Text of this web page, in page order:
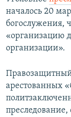
началось 20
богослужения,
«организацию
организации».
арестованных
преследование,